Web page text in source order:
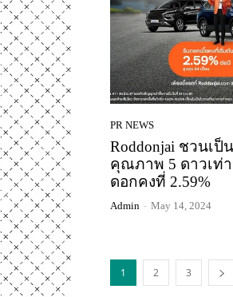
PR NEWS
Roddonjai ชวนเป็
คุณภาพ 5 ดาวเท่
ดอกคงที่ 2.59%
Admin - May 14, 2024
1 2 3